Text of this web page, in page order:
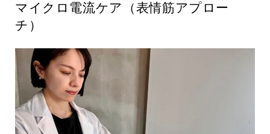
マイクロ電流ケア（表情筋アプロー
チ）